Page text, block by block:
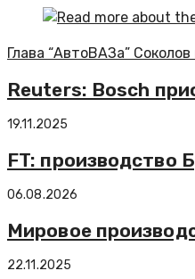
Глава “АвтоВАЗа”
Reuters: Bosch
19.11.2025
FT: производство
06.08.2026
Мировое
22.11.2025